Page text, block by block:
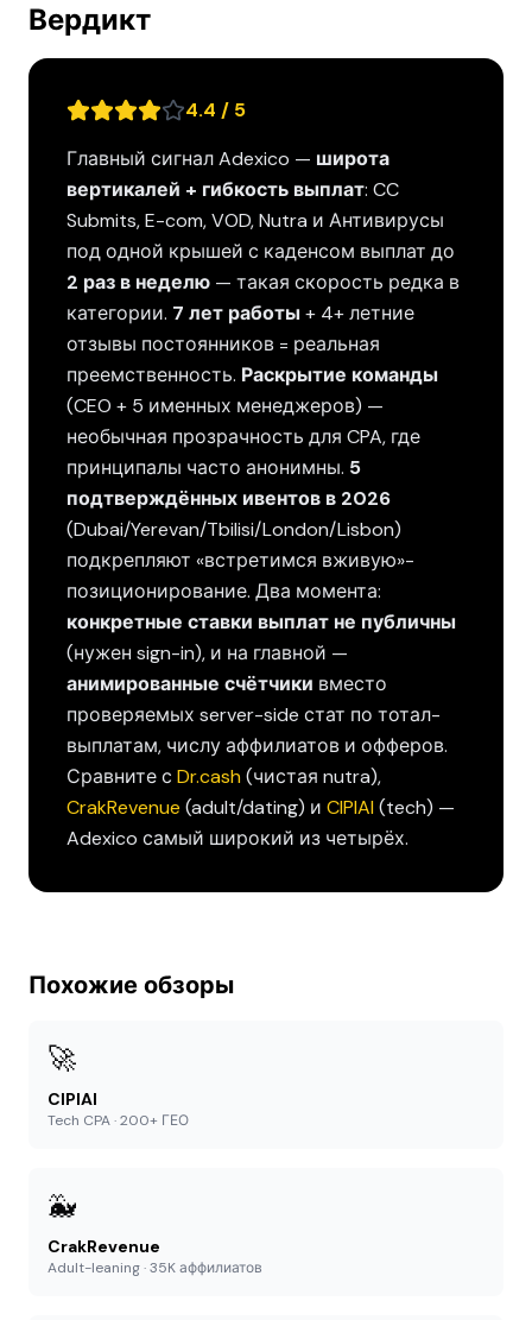
Вердикт
4.4 / 5
Главный сигнал Adexico — широта
вертикалей + гибкость выплат: CC
Submits, E-com, VOD, Nutra и Антивирусы
под одной крышей с каденсом выплат до
2 раз в неделю — такая скорость редка в
категории. 7 лет работы+ 4+ летние
отзывы постоянников = реальная
преемственность. Раскрытие команды
(CEO + 5 именных менеджеров) —
необычная прозрачность для CPA, где
принципалы часто анонимны. 5
подтверждённых ивентов в 2026
(Dubai/Yerevan/Tbilisi/London/Lisbon)
подкрепляют «встретимся вживую»-
позиционирование. Два момента:
конкретные ставки выплат не публичны
(нужен sign-in), и на главной —
анимированные счётчики вместо
проверяемых server-side стат по тотал-
выплатам, числу аффилиатов и офферов.
Сравните с Dr.cash(чистая nutra),
CrakRevenue (adult/dating) и CIPIAI(tech) —
Adexico самый широкий из четырёх.
Похожие обзоры
🚀
CIPIAI
Tech CPA · 200+ ГЕО
🐳
CrakRevenue
Adult-leaning · 35K аффилиатов